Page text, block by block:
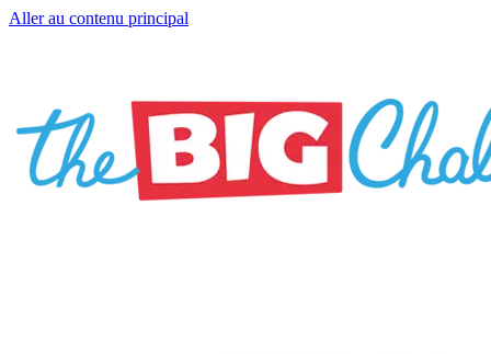
Aller au contenu principal